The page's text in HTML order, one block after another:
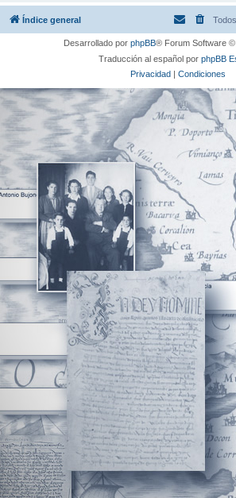
Índice general
Desarrollado por phpBB® Forum Software ©
Traducción al español por phpBB
Privacidad | Condiciones